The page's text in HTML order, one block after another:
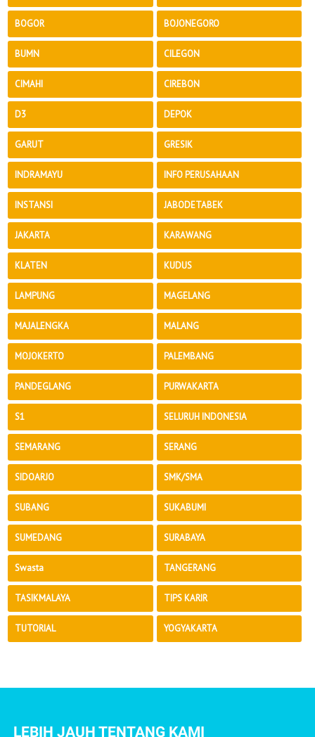
BOGOR BOJONEGORO
BUMN CILEGON
CIMAHI CIREBON
D3 DEPOK
GARUT GRESIK
INDRAMAYU INFO PERUSAHAAN
INSTANSI JABODETABEK
JAKARTA KARAWANG
KLATEN KUDUS
LAMPUNG MAGELANG
MAJALENGKA MALANG
MOJOKERTO PALEMBANG
PANDEGLANG PURWAKARTA
S1 SELURUH INDONESIA
SEMARANG SERANG
SIDOARJO SMK/SMA
SUBANG SUKABUMI
SUMEDANG SURABAYA
Swasta TANGERANG
TASIKMALAYA TIPS KARIR
TUTORIAL YOGYAKARTA
LEBIH JAUH TENTANG KAMI